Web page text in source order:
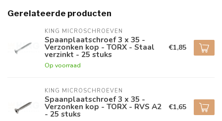
Gerelateerde producten
KING MICROSCHROEVEN
Spaanplaatschroef 3 x 35 -
Verzonken kop - TORX - Staal
verzinkt - 25 stuks
Op voorraad
€1,85
KING MICROSCHROEVEN
Spaanplaatschroef 3 x 35 -
Verzonken kop - TORX - RVS A2
- 25 stuks
€1,65